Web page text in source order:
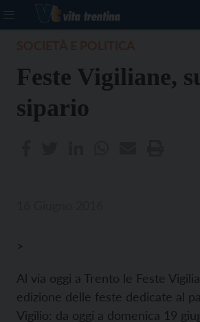
Feste Vigiliane,
sipario
>
Al via oggi a Trento le Feste
edizione delle feste dedicate al
Vigilio: da oggi a domenica 19